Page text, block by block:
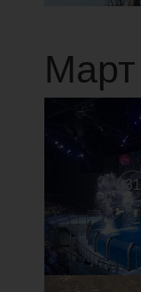
Март
31